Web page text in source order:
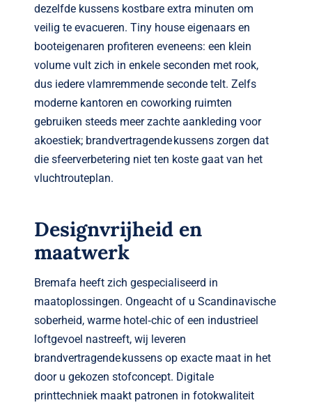
dezelfde kussens kostbare extra minuten om
veilig te evacueren. Tiny house eigenaars en
booteigenaren profiteren eveneens: een klein
volume vult zich in enkele seconden met rook,
dus iedere vlam­remmende seconde telt. Zelfs
moderne kantoren en coworking ruimten
gebruiken steeds meer zachte aankleding voor
akoestiek; brandvertragende kussens zorgen dat
die sfeerverbetering niet ten koste gaat van het
vluchtrouteplan.
Designvrijheid en
maatwerk
Bremafa heeft zich gespecialiseerd in
maatoplossingen. Ongeacht of u Scandinavische
soberheid, warme hotel‑chic of een industrieel
loftgevoel nastreeft, wij leveren
brandvertragende kussens op exacte maat in het
door u gekozen stofconcept. Digitale
printtechniek maakt patronen in fotokwaliteit